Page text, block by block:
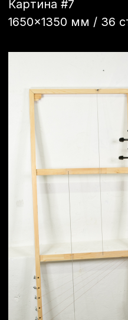
Объект «Пружина»